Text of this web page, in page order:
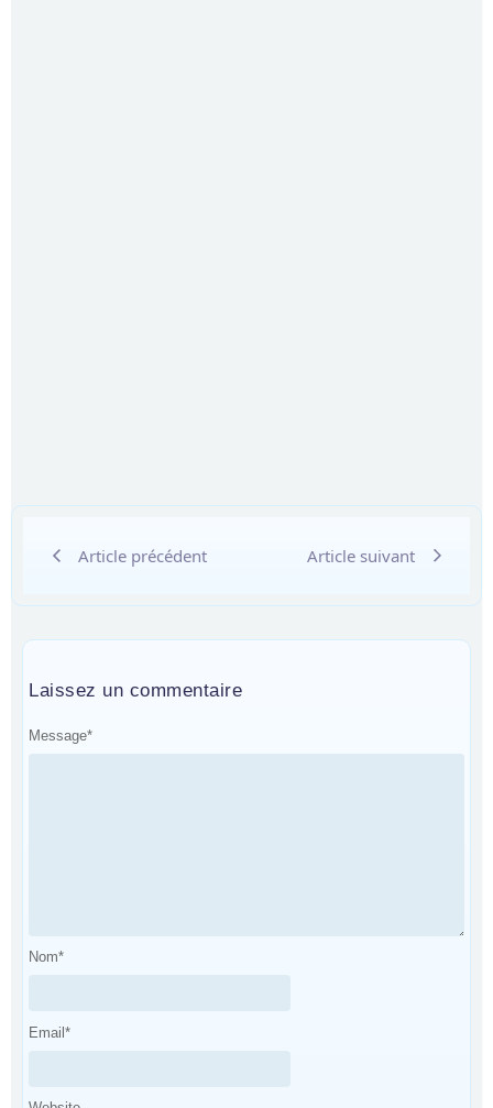
Article précédent Article suivant
Laissez un commentaire
Message*
Nom*
Email*